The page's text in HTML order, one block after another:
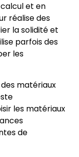
et en
réalise des
la solidité et
parfois des
les
matériaux
les matériaux
de